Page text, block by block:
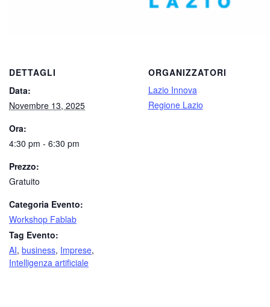
DETTAGLI
Data:
Novembre 13, 2025
Ora:
4:30 pm - 6:30 pm
Prezzo:
Gratuito
Categoria Evento:
Workshop Fablab
Tag Evento:
AI, business, Imprese,
Intelligenza artificiale
ORGANIZZATORI
Lazio Innova
Regione Lazio